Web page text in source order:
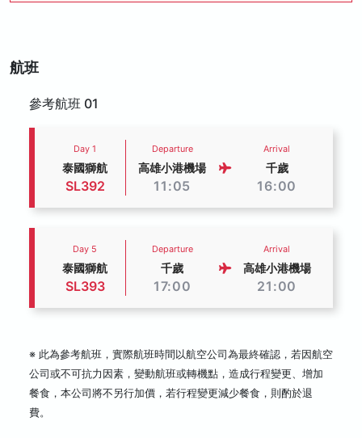
航班
參考航班 01
Day 1
泰國獅航
SL392
Departure
高雄小港機場
11:05
Arrival
千歲
16:00
Day 5
泰國獅航
SL393
Departure
千歲
17:00
Arrival
高雄小港機場
21:00
※ 此為參考航班，實際航班時間以航空公司為最終確認，若因航空
公司或不可抗力因素，變動航班或轉機點，造成行程變更、增加
餐食，本公司將不另行加價，若行程變更減少餐食，則酌於退
費。